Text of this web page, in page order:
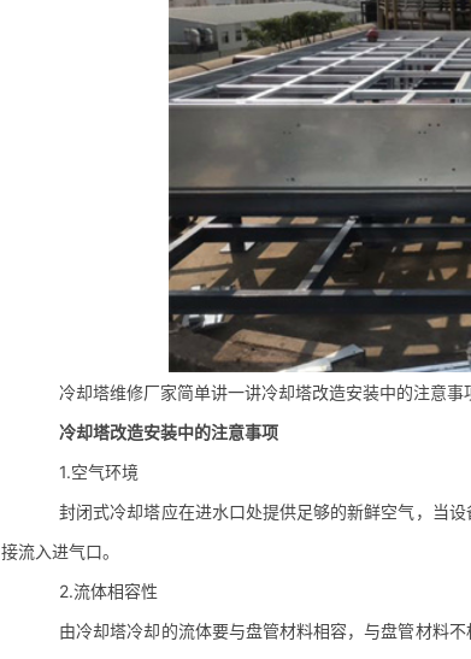
冷却塔维修厂家简单讲一讲冷却塔改造安装中的注意事
冷却塔改造安装中的注意事项
1.空气环境
封闭式冷却塔应在进水口处提供足够的新鲜空气，当
接流入进气口。
2.流体相容性
由冷却塔冷却的流体要与盘管材料相容，与盘管材料不